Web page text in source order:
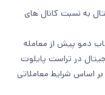
به نسبت کانال های
دمو پیش از معامله
در تراست پایلوت
اساس شرایط معاملاتی